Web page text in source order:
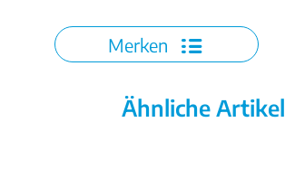
Merken
Ähnliche Artikel